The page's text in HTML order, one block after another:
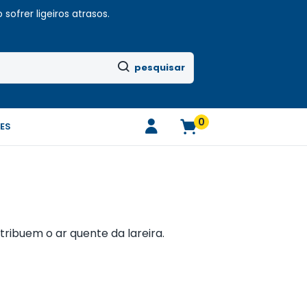
ligeiros atrasos.
pesquisar
0
o ar quente da lareira.